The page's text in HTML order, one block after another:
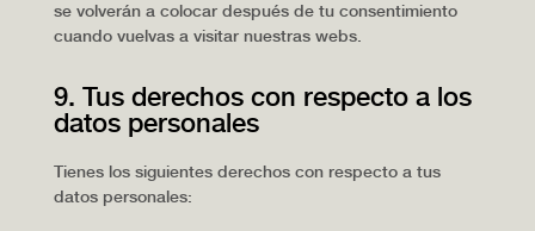
se volverán a colocar después de tu consentimiento
cuando vuelvas a visitar nuestras webs.
9. Tus derechos con respecto a los
datos personales
Tienes los siguientes derechos con respecto a tus
datos personales: